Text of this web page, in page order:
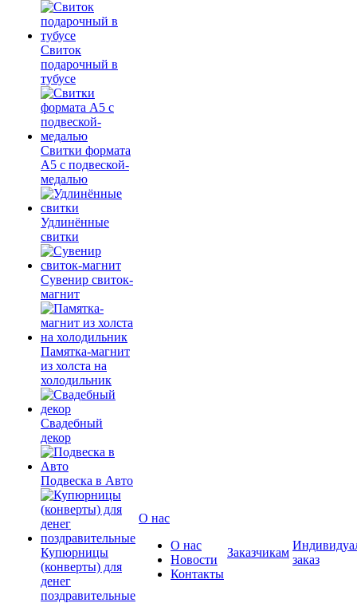
Свиток
подарочный в
тубусе
Свитки формата
А5 с подвеской-
медалью
Удлинённые
свитки
Сувенир свиток-
магнит
Памятка-магнит
из холста на
холодильник
Свадебный
декор
Подвеска в Авто
Купюрницы
(конверты) для
денег
поздравительные
О нас
О нас
Новости
Контакты
Заказчикам
заказ